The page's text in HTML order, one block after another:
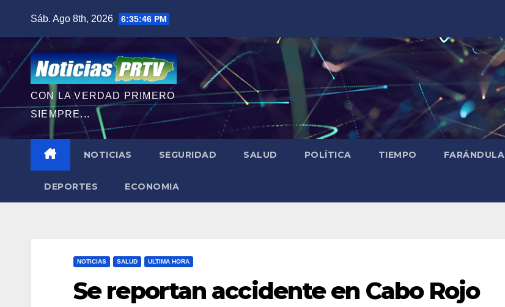
contenido
Sáb. Ago 8th, 2026 6:35:48 PM
CON LA VERDAD PRIMERO
SIEMPRE...
NOTICIAS SEGURIDAD SALUD POLÍTICA TIEMPO FARÁNDULA
DEPORTES ECONOMIA
NOTICIAS SALUD ULTIMA HORA
Se reportan accidente en Cabo Rojo